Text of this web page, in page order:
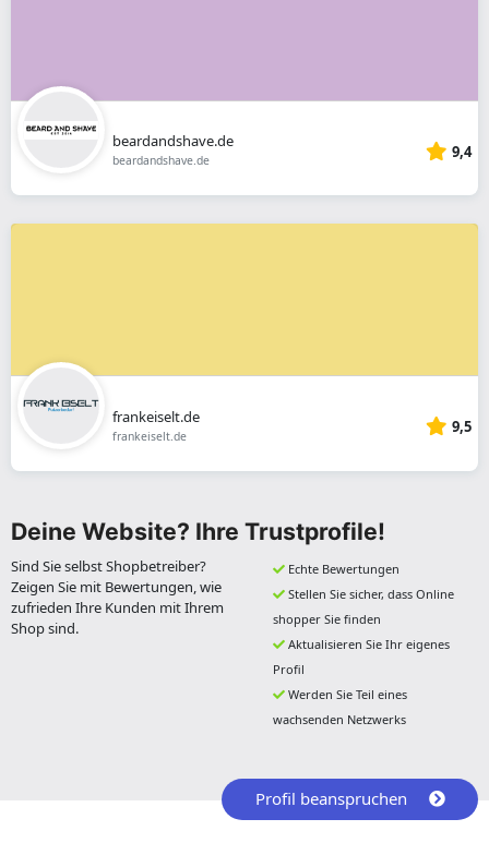
beardandshave.de
beardandshave.de 9,4
frankeiselt.de
frankeiselt.de 9,5
Deine Website? Ihre Trustprofile!
Sind Sie selbst Shopbetreiber?
Zeigen Sie mit Bewertungen, wie
zufrieden Ihre Kunden mit Ihrem
Shop sind.
Echte Bewertungen
Stellen Sie sicher, dass Online
shopper Sie finden
Aktualisieren Sie Ihr eigenes
Profil
Werden Sie Teil eines
wachsenden Netzwerks
Profil beanspruchen